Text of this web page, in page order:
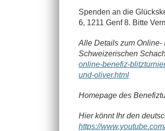
Spenden an die
6, 1211 Genf 8. Bitte
Alle Details zum Online-
Schweizerischen
online-benefiz-
und-oliver.html
Homepage des
Hier könnt Ihr den
https://